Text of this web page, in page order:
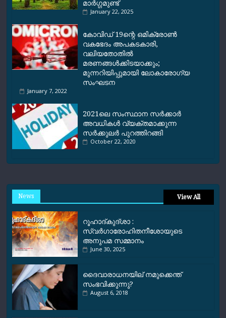
മാര്‍ഗ്ഗമുണ്ട്
January 22, 2025
കോവിഡ് 19ന്റെ ഒമിക്രോൺ
വകഭേദം അപകടകാരി,
വലിയതോതില്‍
മരണങ്ങള്‍ക്കിടയാക്കും;
മുന്നറിയിപ്പുമായി ലോകാരോഗ്യ
സംഘടന
January 7, 2022
2021ലെ സംസ്ഥാന സര്‍ക്കാര്‍
അവധികള്‍ വ്യക്തമാക്കുന്ന
സര്‍ക്കുലര്‍ പുറത്തിറങ്ങി
October 22, 2020
News View All
റൂഹാദ്‌കുദ്‌ശാ :
സ്വർഗാരോഹിതനീശോയുടെ
അനുപമ സമ്മാനം
June 30, 2025
ദൈവാരാധനയില് നമുക്കെന്ത്
സംഭവിക്കുന്നു?
August 6, 2018